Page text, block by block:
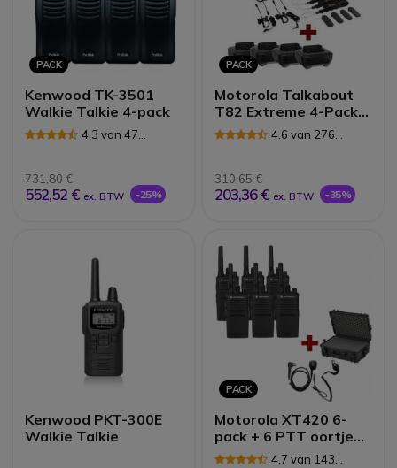
PACK
Kenwood TK-3501
Walkie Talkie 4-pack
4.3 van 47
731,80 €
552,52 € ex. BTW -25%
PACK
Motorola Talkabout
T82 Extreme 4-Pack +
4x Bureau Laders
4.6 van 276
310,65 €
203,36 € ex. BTW -35%
Kenwood PKT-300E
Walkie Talkie
PACK
Motorola XT420 6-
pack + 6 PTT oortjes
& draagkoffer
4.7 van 143